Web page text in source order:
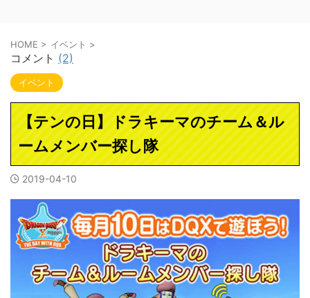
HOME > イベント >
コメント (2)
イベント
【テンの日】ドラキーマのチーム＆ル
ームメンバー探し隊
2019-04-10